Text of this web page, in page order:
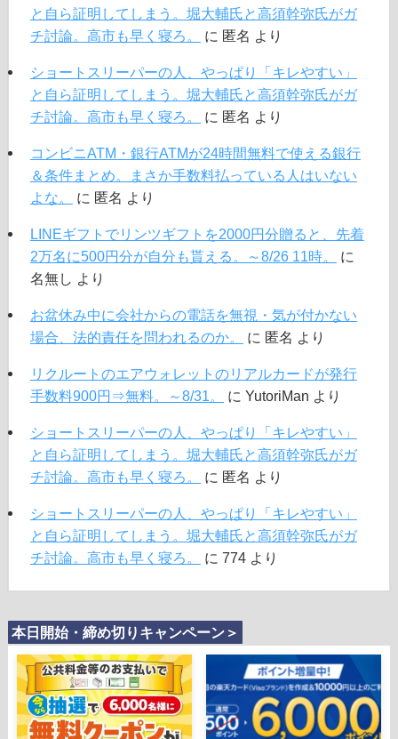
と自ら証明してしまう。堀大輔氏と高須幹弥氏がガ
チ討論。高市も早く寝ろ。
に 匿名 より
ショートスリーパーの人、やっぱり「キレやすい」
と自ら証明してしまう。堀大輔氏と高須幹弥氏がガ
チ討論。高市も早く寝ろ。
に 匿名 より
コンビニATM・銀行ATMが24時間無料で使える銀行
＆条件まとめ。まさか手数料払っている人はいない
よな。
に 匿名 より
LINEギフトでリンツギフトを2000円分贈ると、先着
2万名に500円分が自分も貰える。～8/26 11時。
に
名無し
より
お盆休み中に会社からの電話を無視・気が付かない
場合、法的責任を問われるのか。
に 匿名 より
リクルートのエアウォレットのリアルカードが発行
手数料900円⇒無料。～8/31。
に YutoriMan より
ショートスリーパーの人、やっぱり「キレやすい」
と自ら証明してしまう。堀大輔氏と高須幹弥氏がガ
チ討論。高市も早く寝ろ。
に 匿名 より
ショートスリーパーの人、やっぱり「キレやすい」
と自ら証明してしまう。堀大輔氏と高須幹弥氏がガ
チ討論。高市も早く寝ろ。
に 774より
本日開始・締め切りキャンペーン＞